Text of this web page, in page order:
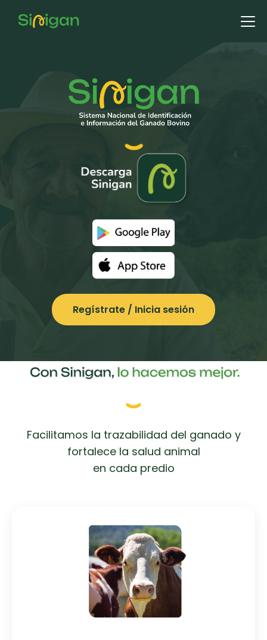
Regístrate / Inicia sesión
Facilitamos la trazabilidad del ganado y
fortalece la salud animal
en cada predio